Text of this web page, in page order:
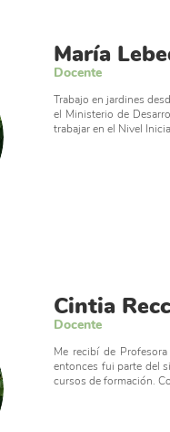
Docente
María
Trabajo en jardines
el Ministerio de
trabajar en el Nivel
Docente
Cintia
Me recibí de
entonces fui parte del
cursos de formación.